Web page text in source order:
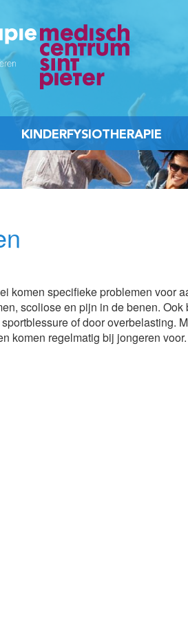
KINDERFYSIOTHERAPIE
komen specifieke problemen voor
scoliose en pijn in de benen.
of door overbelasting.
komen regelmatig bij jongeren voor.